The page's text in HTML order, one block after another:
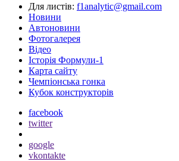
Для листів: f1analytic@gmail.com
Новини
Автоновини
Фотогалерея
Відео
Історія Формули-1
Карта сайту
Чемпіонська гонка
Кубок конструкторів
facebook
twitter
google
vkontakte